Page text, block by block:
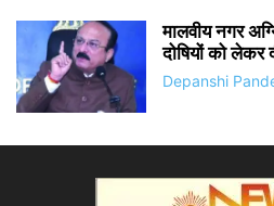
मालवीय नगर
दोषियों को लेकर
Depanshi